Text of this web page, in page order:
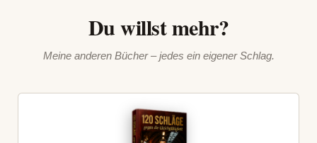
Du willst mehr?
Meine anderen Bücher – jedes ein eigener Schlag.